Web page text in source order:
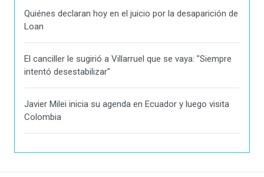
Quiénes declaran hoy en el juicio por la desaparición de
Loan
El canciller le sugirió a Villarruel que se vaya: "Siempre
intentó desestabilizar"
Javier Milei inicia su agenda en Ecuador y luego visita
Colombia